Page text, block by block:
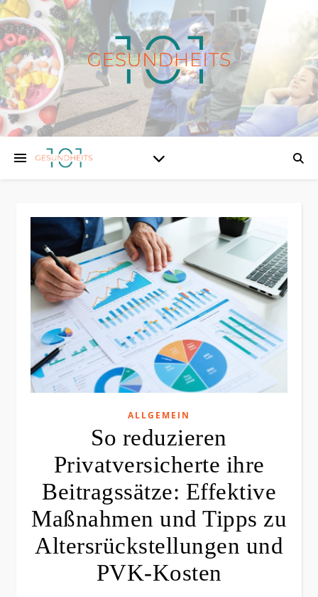
ALLGEMEIN
So reduzieren
Privatversicherte ihre
Beitragssätze: Effektive
Maßnahmen und Tipps zu
Altersrückstellungen und
PVK-Kosten